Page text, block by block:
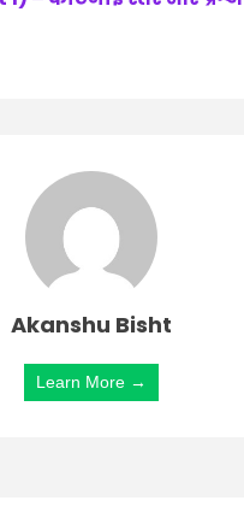
Akanshu Bisht
Learn More →